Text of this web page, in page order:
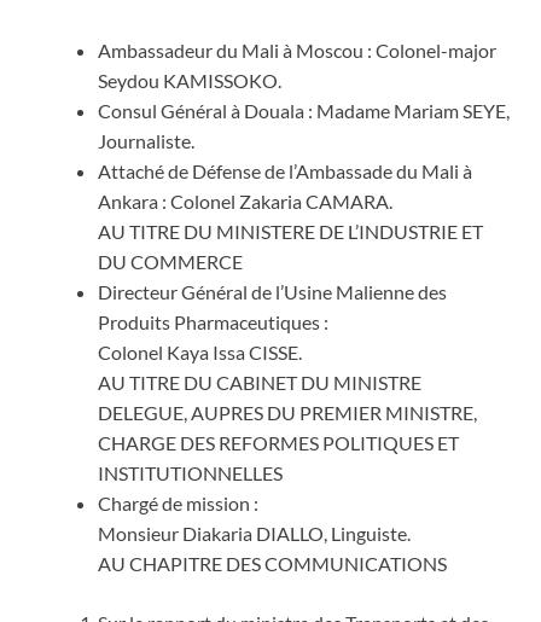
Ambassadeur du Mali à Moscou : Colonel-major
Seydou KAMISSOKO.
Consul Général à Douala : Madame Mariam SEYE,
Journaliste.
Attaché de Défense de l’Ambassade du Mali à
Ankara : Colonel Zakaria CAMARA.
AU TITRE DU MINISTERE DE L’INDUSTRIE ET
DU COMMERCE
Directeur Général de l’Usine Malienne des
Produits Pharmaceutiques :
Colonel Kaya Issa CISSE.
AU TITRE DU CABINET DU MINISTRE
DELEGUE, AUPRES DU PREMIER MINISTRE,
CHARGE DES REFORMES POLITIQUES ET
INSTITUTIONNELLES
Chargé de mission :
Monsieur Diakaria DIALLO, Linguiste.
AU CHAPITRE DES COMMUNICATIONS